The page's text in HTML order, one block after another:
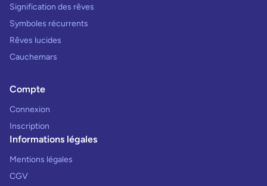
Signification des rêves
Symboles récurrents
Rêves lucides
Cauchemars
Compte
Connexion
Inscription
Informations légales
Mentions légales
CGV